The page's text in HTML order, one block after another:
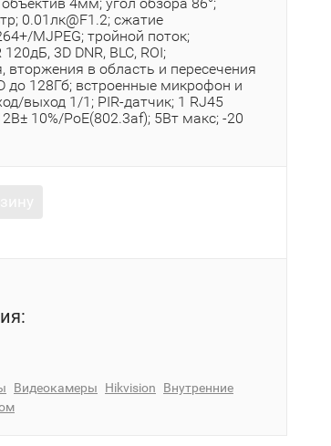
0.01лк@F1.2; сжатие
MJPEG; тройной поток;
3D DNR, BLC, ROI;
в область и пересечения
до 128Гб; встроенные микрофон и
выход 1/1; PIR-датчик; 1 RJ45
10%/PoE(802.3af); 5Вт макс; -20
Видеокамеры Hikvision
Внутренние